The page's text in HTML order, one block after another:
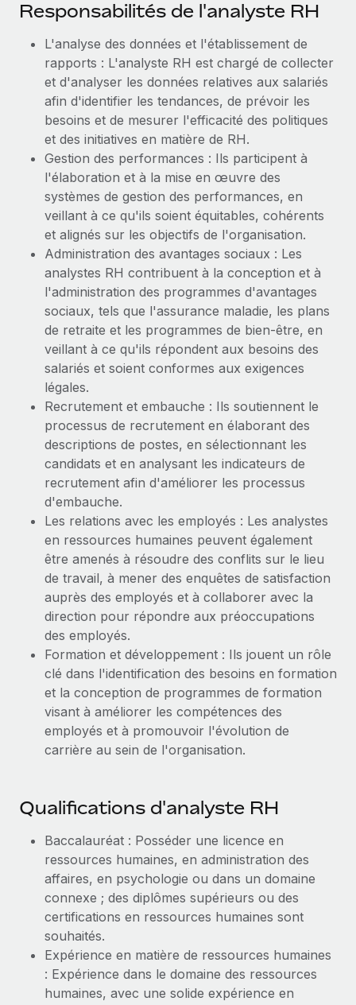
Mobilité et déménagement international
Organisez facilement le déménagement de vos
employés
Avantages sociaux
Gérez facilement les avantages sociaux
BLOG
Mises à jour des produits de Remote :
Intégrations Gusto et Xero et Gestion des
freelances Plus
Remote a toujours pour mission d'aider les entreprises de
toute taille à embaucher, gérer et payer...
En savoir plus
Comment Phiture gère ses 55 employés
répartis dans 19 pays grâce à Remote
Phiture, un leader notable du conseil en matière de
croissance mobile internationale, encourage les...
En savoir plus
Responsabilités de l'analyste RH
L'analyse des données et l'établissement de
rapports : L'analyste RH est chargé de collecter
et d'analyser les données relatives aux salariés
afin d'identifier les tendances, de prévoir les
besoins et de mesurer l'efficacité des politiques
et des initiatives en matière de RH.
Gestion des performances : Ils participent à
l'élaboration et à la mise en œuvre des
systèmes de gestion des performances, en
veillant à ce qu'ils soient équitables, cohérents
et alignés sur les objectifs de l'organisation.
Administration des avantages sociaux : Les
analystes RH contribuent à la conception et à
l'administration des programmes d'avantages
sociaux, tels que l'assurance maladie, les plans
de retraite et les programmes de bien-être, en
veillant à ce qu'ils répondent aux besoins des
salariés et soient conformes aux exigences
légales.
Recrutement et embauche : Ils soutiennent le
processus de recrutement en élaborant des
descriptions de postes, en sélectionnant les
candidats et en analysant les indicateurs de
recrutement afin d'améliorer les processus
d'embauche.
Les relations avec les employés : Les analystes
en ressources humaines peuvent également
être amenés à résoudre des conflits sur le lieu
de travail, à mener des enquêtes de satisfaction
auprès des employés et à collaborer avec la
direction pour répondre aux préoccupations
des employés.
Formation et développement : Ils jouent un rôle
clé dans l'identification des besoins en formation
et la conception de programmes de formation
visant à améliorer les compétences des
employés et à promouvoir l'évolution de
carrière au sein de l'organisation.
Qualifications d'analyste RH
Baccalauréat : Posséder une licence en
ressources humaines, en administration des
affaires, en psychologie ou dans un domaine
connexe ; des diplômes supérieurs ou des
certifications en ressources humaines sont
souhaités.
Expérience en matière de ressources humaines
: Expérience dans le domaine des ressources
humaines, avec une solide expérience en